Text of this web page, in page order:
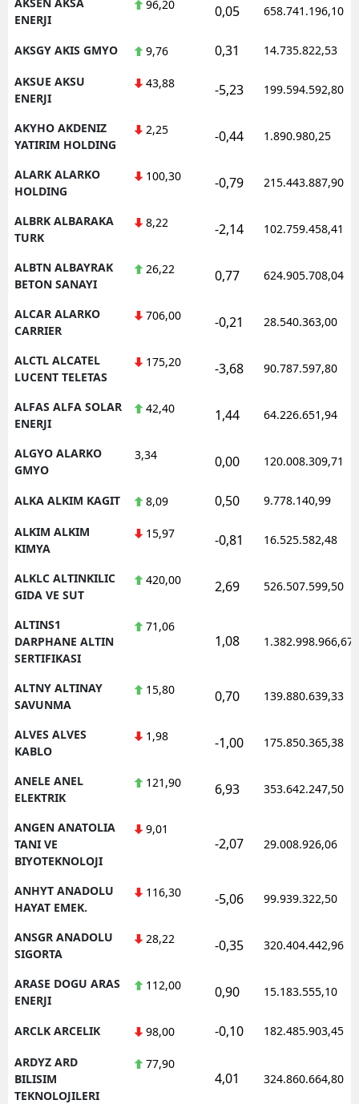
ENERJI
96,20 0,05 658.741.196,10
AKSGY AKIS GMYO 9,76 0,31 14.735.822,53
AKSUE AKSU
ENERJI
43,88 -5,23 199.594.592,80
AKYHO AKDENIZ
YATIRIM HOLDING
2,25 -0,44 1.890.980,25
ALARK ALARKO
HOLDING
100,30 -0,79 215.443.887,90
ALBRK ALBARAKA
TURK
8,22 -2,14 102.759.458,41
ALBTN ALBAYRAK
BETON SANAYI
26,22 0,77 624.905.708,04
ALCAR ALARKO
CARRIER
706,00 -0,21 28.540.363,00
ALCTL ALCATEL
LUCENT TELETAS
175,20 -3,68 90.787.597,80
ALFAS ALFA SOLAR
ENERJI
42,40 1,44 64.226.651,94
ALGYO ALARKO
GMYO
3,34 0,00 120.008.309,71
ALKA ALKIM KAGIT 8,09 0,50 9.778.140,99
ALKIM ALKIM
KIMYA
15,97 -0,81 16.525.582,48
ALKLC ALTINKILIC
GIDA VE SUT
420,00 2,69 526.507.599,50
ALTINS1
DARPHANE ALTIN
SERTIFIKASI
71,06
1,08 1.382.998.966,67
ALTNY ALTINAY
SAVUNMA
15,80 0,70 139.880.639,33
ALVES ALVES
KABLO
1,98 -1,00 175.850.365,38
ANELE ANEL
ELEKTRIK
121,90 6,93 353.642.247,50
ANGEN ANATOLIA
TANI VE
BIYOTEKNOLOJI
9,01
-2,07 29.008.926,06
ANHYT ANADOLU
HAYAT EMEK.
116,30 -5,06 99.939.322,50
ANSGR ANADOLU
SIGORTA
28,22 -0,35 320.404.442,96
ARASE DOGU ARAS
ENERJI
112,00 0,90 15.183.555,10
ARCLK ARCELIK 98,00 -0,10 182.485.903,45
ARDYZ ARD
BILISIM
TEKNOLOJILERI
77,90
4,01 324.860.664,80